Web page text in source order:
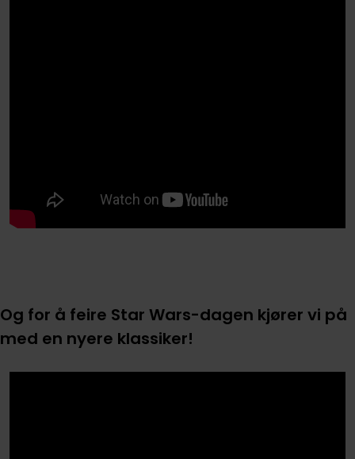
Og for å feire Star Wars-dagen kjører vi på
med en nyere klassiker!